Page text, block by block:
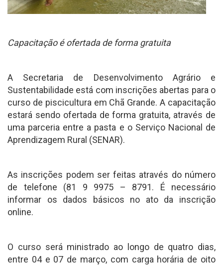
Capacitação é ofertada de forma gratuita
A Secretaria de Desenvolvimento Agrário e
Sustentabilidade está com inscrições abertas para o
curso de piscicultura em Chã Grande. A capacitação
estará sendo ofertada de forma gratuita, através de
uma parceria entre a pasta e o Serviço Nacional de
Aprendizagem Rural (SENAR).
As inscrições podem ser feitas através do número
de telefone (81 9 9975 – 8791. É necessário
informar os dados básicos no ato da inscrição
online.
O curso será ministrado ao longo de quatro dias,
entre 04 e 07 de março, com carga horária de oito